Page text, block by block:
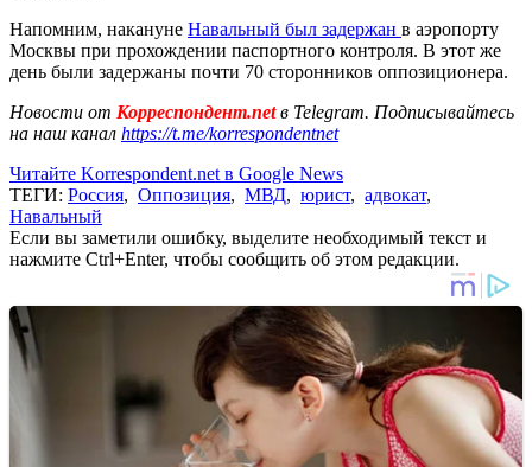
Напомним, накануне Навальный был задержан в аэропорту
Москвы при прохождении паспортного контроля. В этот же
день были задержаны почти 70 сторонников оппозиционера.
Новости от Корреспондент.netв Telegram. Подписывайтесь
на наш канал https://t.me/korrespondentnet
Читайте Korrespondent.net в Google News
ТЕГИ: Россия, Оппозиция, МВД, юрист, адвокат,
Навальный
Если вы заметили ошибку, выделите необходимый текст и
нажмите Ctrl+Enter, чтобы сообщить об этом редакции.